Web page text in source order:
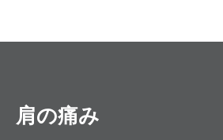
11:00~22:00
肩の痛み